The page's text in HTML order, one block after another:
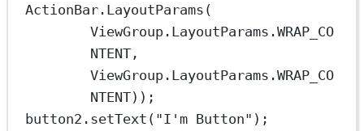
ActionBar. LayoutParams (
ViewGroup.LayoutParams.WRAP_CO
NTENT,
ViewGroup.LayoutParams.WRAP_CO
NTENT));
button2. setText ( "I'm Button" );